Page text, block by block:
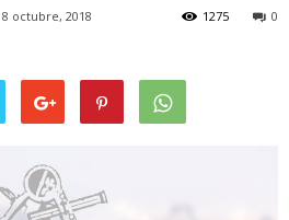
8 octubre, 2018 0
1275